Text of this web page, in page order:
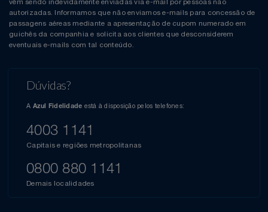
vêm sendo indevidamente enviadas via e-mail por pessoas não
autorizadas. Informamos que não enviamos e-mails para concessão de
passagens aéreas mediante a apresentação de cupom numerado em
guichês da companhia e solicita aos clientes que desconsiderem
eventuais e-mails com tal conteúdo.
Dúvidas?
A Azul Fidelidade está à disposição pelos telefones:
4003 1141
Capitais e regiões metropolitanas
0800 880 1141
Demais localidades